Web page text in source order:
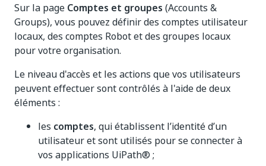
Sur la page Comptes et groupes (Accounts &
Groups), vous pouvez définir des comptes utilisateur
locaux, des comptes Robot et des groupes locaux
pour votre organisation.
Le niveau d'accès et les actions que vos utilisateurs
peuvent effectuer sont contrôlés à l'aide de deux
éléments :
les comptes, qui établissent l’identité d’un
utilisateur et sont utilisés pour se connecter à
vos applications UiPath® ;